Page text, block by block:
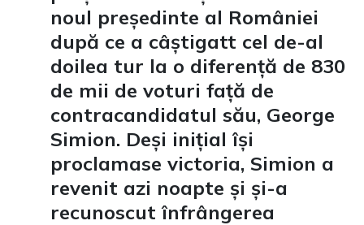
noul președinte al României
după ce a câștigatt cel de-al
doilea tur la o diferență de 830
de mii de voturi față de
contracandidatul său, George
Simion. Deși inițial își
proclamase victoria, Simion a
revenit azi noapte și și-a
recunoscut înfrângerea